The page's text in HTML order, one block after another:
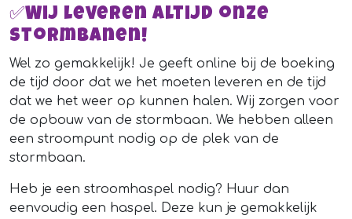
✅Wij leveren altijd onze
stormbanen!
Wel zo gemakkelijk! Je geeft online bij de boeking
de tijd door dat we het moeten leveren en de tijd
dat we het weer op kunnen halen. Wij zorgen voor
de opbouw van de stormbaan. We hebben alleen
een stroompunt nodig op de plek van de
stormbaan.
Heb je een stroomhaspel nodig? Huur dan
eenvoudig een haspel. Deze kun je gemakkelijk